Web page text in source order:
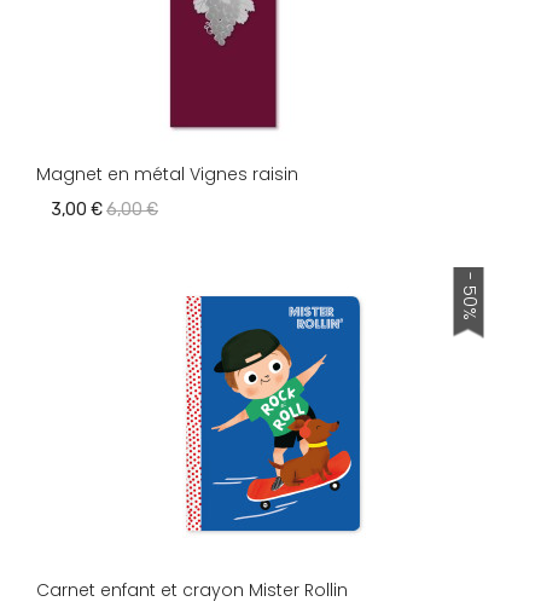
Magnet en métal Vignes raisin
3,00 €6,00 €
- 50%
Carnet enfant et crayon Mister Rollin